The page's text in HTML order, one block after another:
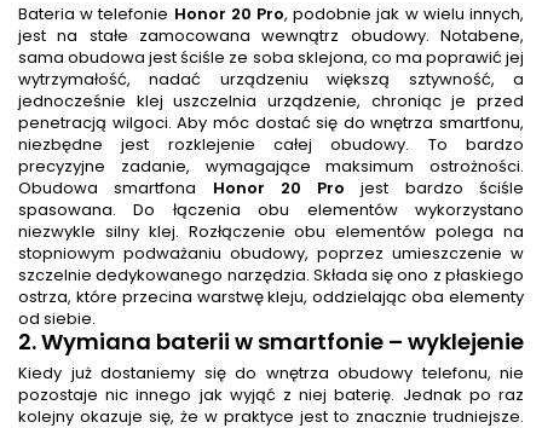
Bateria w telefonie Honor 20 Pro, podobnie jak w wielu innych,
jest na stałe zamocowana wewnątrz obudowy. Notabene,
sama obudowa jest ściśle ze soba sklejona, co ma poprawić jej
wytrzymałość, nadać urządzeniu większą sztywność, a
jednocześnie klej uszczelnia urządzenie, chroniąc je przed
penetracją wilgoci. Aby móc dostać się do wnętrza smartfonu,
niezbędne jest rozklejenie całej obudowy. To bardzo
precyzyjne zadanie, wymagające maksimum ostrożności.
Obudowa smartfona Honor 20 Pro jest bardzo ściśle
spasowana. Do łączenia obu elementów wykorzystano
niezwykle silny klej. Rozłączenie obu elementów polega na
stopniowym podważaniu obudowy, poprzez umieszczenie w
szczelnie dedykowanego narzędzia. Składa się ono z płaskiego
ostrza, które przecina warstwę kleju, oddzielając oba elementy
od siebie.
2.Wymiana baterii w smartfonie – wyklejenie
Kiedy już dostaniemy się do wnętrza obudowy telefonu, nie
pozostaje nic innego jak wyjąć z niej baterię. Jednak po raz
kolejny okazuje się, że w praktyce jest to znacznie trudniejsze.